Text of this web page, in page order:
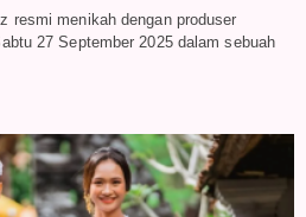
resmi menikah dengan produser
27 September 2025 dalam sebuah